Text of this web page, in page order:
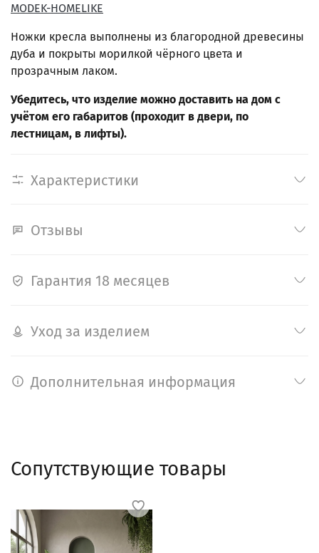
MODEK-HOMELIKE
Ножки кресла выполнены из благородной древесины
дуба и покрыты морилкой чёрного цвета и
прозрачным лаком.
Убедитесь, что изделие можно доставить на дом с
учётом его габаритов (проходит в двери, по
лестницам, в лифты).
Характеристики
Отзывы
Гарантия 18 месяцев
Уход за изделием
Дополнительная информация
Сопутствующие товары